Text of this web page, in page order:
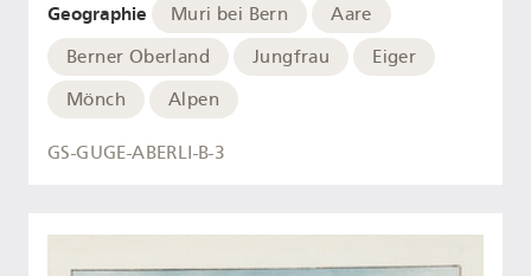
Geographie Muri bei Bern
Aare
Berner Oberland
Jungfrau
Eiger
Mönch
Alpen
GS-GUGE-ABERLI-B-3